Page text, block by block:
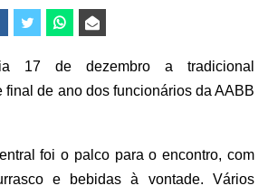
17 de dezembro a tradicional
final de ano dos funcionários da AABB
foi o palco para o encontro, com
e bebidas à vontade. Vários